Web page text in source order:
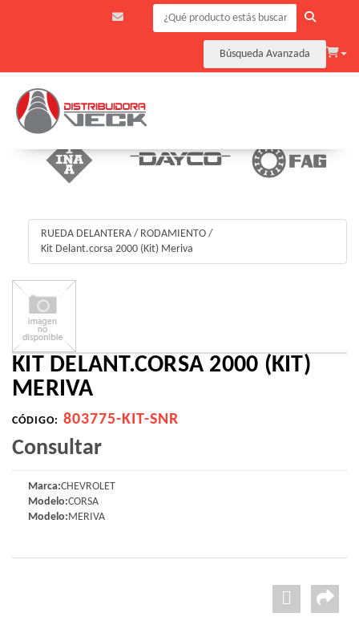
Búsqueda Avanzada
RUEDA DELANTERA / RODAMIENTO /
Kit Delant.corsa 2000 (Kit) Meriva
KIT DELANT.CORSA 2000 (KIT)
MERIVA
CÓDIGO: 803775-KIT-SNR
Consultar
Marca:CHEVROLET
Modelo:CORSA
Modelo: MERIVA